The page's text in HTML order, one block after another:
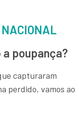
NACIONAL
poupança?
capturaram
perdido, vamos ao